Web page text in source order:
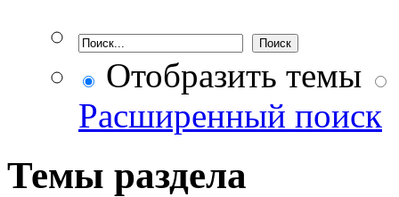
Отобразить темы
Расширенный поиск
Темы раздела